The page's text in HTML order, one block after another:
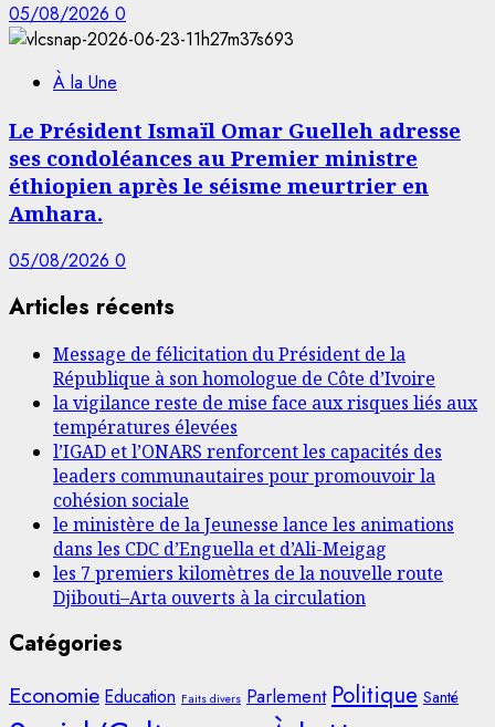
05/08/2026 0
À la Une
Le Président Ismaïl Omar Guelleh adresse
ses condoléances au Premier ministre
éthiopien après le séisme meurtrier en
Amhara.
05/08/2026 0
Articles récents
Message de félicitation du Président de la
République à son homologue de Côte d’Ivoire
la vigilance reste de mise face aux risques liés aux
températures élevées
l’IGAD et l’ONARS renforcent les capacités des
leaders communautaires pour promouvoir la
cohésion sociale
le ministère de la Jeunesse lance les animations
dans les CDC d’Enguella et d’Ali-Meigag
les 7 premiers kilomètres de la nouvelle route
Djibouti–Arta ouverts à la circulation
Catégories
Economie Education Faits divers Parlement Politique Santé